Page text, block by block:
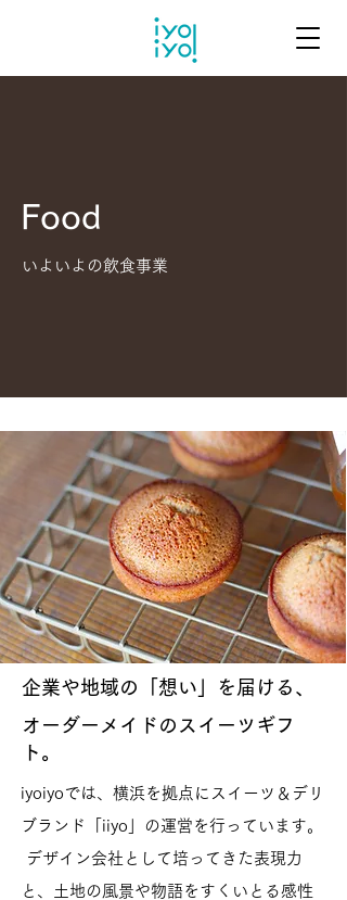
Food
いよいよの飲食事業
企業や地域の「想い」を届ける、
オーダーメイドのスイーツギフ
ト。
iyoiyoでは、横浜を拠点にスイーツ＆デリ
ブランド「iiyo」の運営を行っています。
デザイン会社として培ってきた表現力
と、土地の風景や物語をすくいとる感性